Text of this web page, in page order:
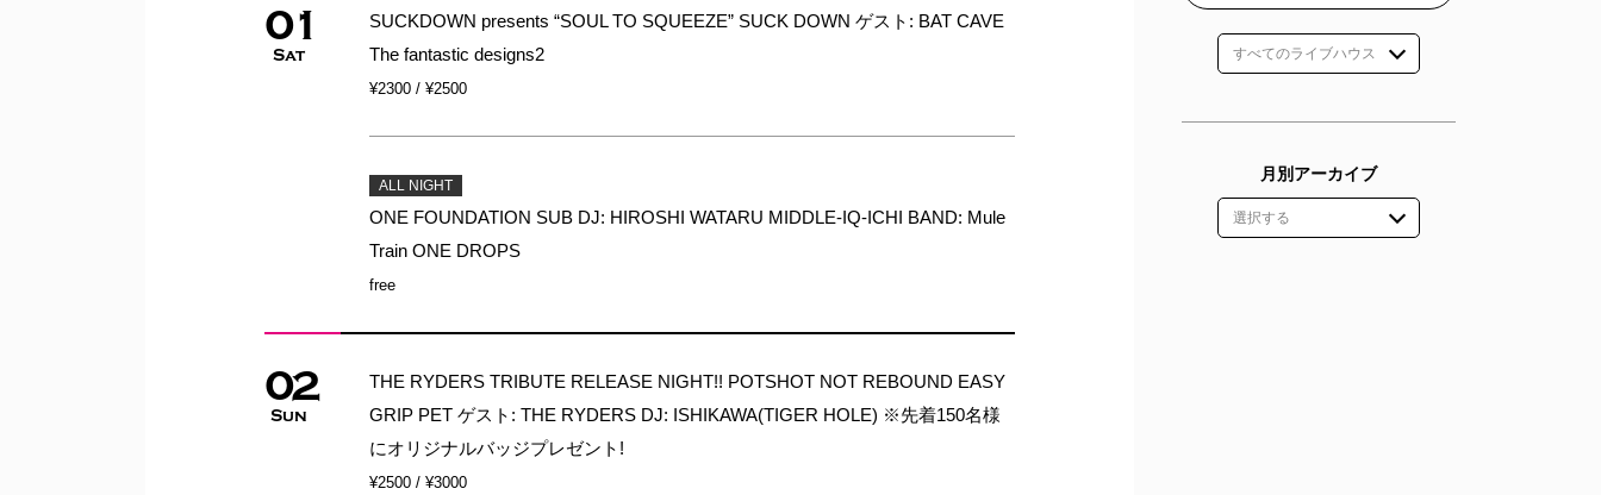
01
Sat
SUCKDOWN presents “SOUL TO SQUEEZE” SUCK DOWN ゲスト: BAT CAVE
The fantastic designs2
¥2300 / ¥2500
ALL NIGHT
ONE FOUNDATION SUB DJ: HIROSHI WATARU MIDDLE-IQ-ICHI BAND: Mule
Train ONE DROPS
free
02
Sun
THE RYDERS TRIBUTE RELEASE NIGHT!! POTSHOT NOT REBOUND EASY
GRIP PET ゲスト: THE RYDERS DJ: ISHIKAWA(TIGER HOLE) ※先着150名様
にオリジナルバッジプレゼント!
¥2500 / ¥3000
月別アーカイブ